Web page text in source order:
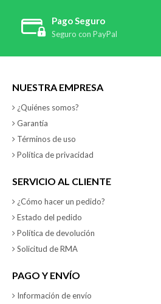
Pago Seguro
Seguro con PayPal
NUESTRA EMPRESA
¿Quiénes somos?
Garantía
Términos de uso
Política de privacidad
SERVICIO AL CLIENTE
¿Cómo hacer un pedido?
Estado del pedido
Política de devolución
Solicitud de RMA
PAGO Y ENVÍO
Información de envío